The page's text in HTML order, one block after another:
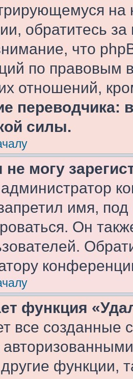
обратитесь
что
по правовым
отношений,
переводчика:
силы.
могу
имя,
Он
функция
все созданные
функции,